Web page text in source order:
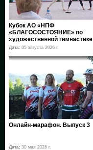
Кубок АО «НПФ
«БЛАГОСОСТОЯНИЕ» по
художественной гимнастике
Дата: 05 августа 2026 г.
Онлайн-марафон. Выпуск 3
Дата: 30 мая 2026 г.